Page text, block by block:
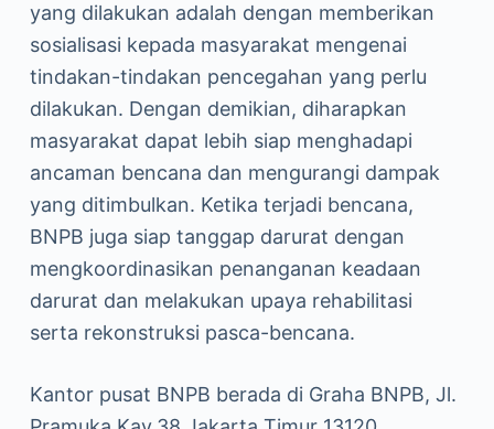
yang dilakukan adalah dengan memberikan
sosialisasi kepada masyarakat mengenai
tindakan-tindakan pencegahan yang perlu
dilakukan. Dengan demikian, diharapkan
masyarakat dapat lebih siap menghadapi
ancaman bencana dan mengurangi dampak
yang ditimbulkan. Ketika terjadi bencana,
BNPB juga siap tanggap darurat dengan
mengkoordinasikan penanganan keadaan
darurat dan melakukan upaya rehabilitasi
serta rekonstruksi pasca-bencana.
Kantor pusat BNPB berada di Graha BNPB, Jl.